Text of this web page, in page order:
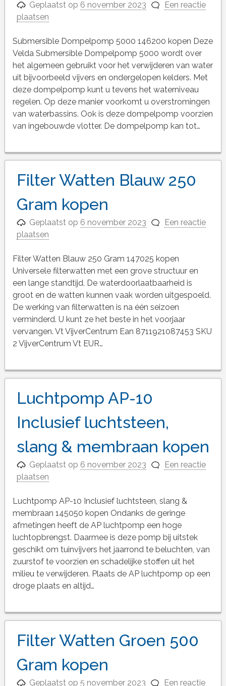
Geplaatst op 6 november 2023
Een reactie
plaatsen
Submersible Dompelpomp 5000 146200 kopen Deze
Velda Submersible Dompelpomp 5000 wordt over
het algemeen gebruikt voor het verwijderen van water
uit bijvoorbeeld vijvers en ondergelopen kelders. Met
deze dompelpomp kunt u tevens het waterniveau
regelen. Op deze manier voorkomt u overstromingen
van waterbassins. Ook is deze dompelpomp voorzien
van ingebouwde vlotter. De dompelpomp kan tot…
Filter Watten Blauw 250
Gram kopen
Geplaatst op 6 november 2023
Een reactie
plaatsen
Filter Watten Blauw 250 Gram 147025 kopen
Universele filterwatten met een grove structuur en
een lange standtijd. De waterdoorlaatbaarheid is
groot en de watten kunnen vaak worden uitgespoeld.
De werking van filterwatten is na één seizoen
verminderd. U kunt ze het beste in het voorjaar
vervangen. Vt VijverCentrum Ean 8711921087453 SKU
2 VijverCentrum Vt EUR…
Luchtpomp AP-10
Inclusief luchtsteen,
slang & membraan kopen
Geplaatst op 6 november 2023
Een reactie
plaatsen
Luchtpomp AP-10 Inclusief luchtsteen, slang &
membraan 145050 kopen Ondanks de geringe
afmetingen heeft de AP luchtpomp een hoge
luchtopbrengst. Daarmee is deze pomp bij uitstek
geschikt om tuinvijvers het jaarrond te beluchten, van
zuurstof te voorzien en schadelijke stoffen uit het
milieu te verwijderen. Plaats de AP luchtpomp op een
droge plaats en altijd…
Filter Watten Groen 500
Gram kopen
Geplaatst op5 november 2023 Een reactie